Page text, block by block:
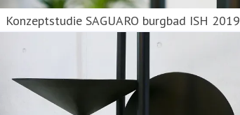
Konzeptstudie SAGUARO burgbad ISH 2019